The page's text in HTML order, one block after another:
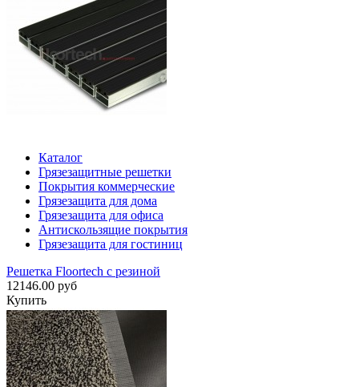
Каталог
Грязезащитные решетки
Покрытия коммерческие
Грязезащита для дома
Грязезащита для офиса
Антискользящие покрытия
Грязезащита для гостиниц
Решетка Floortech с резиной
12146.00 руб
Купить